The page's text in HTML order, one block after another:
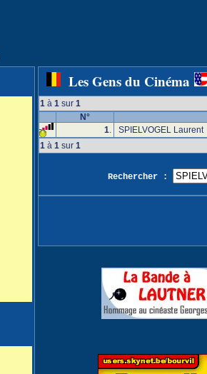
Les Gens du Cinéma
1 à 1 sur 1
N°
1. SPIELVOGEL Laurent
1 à 1 sur 1
Rechercher :